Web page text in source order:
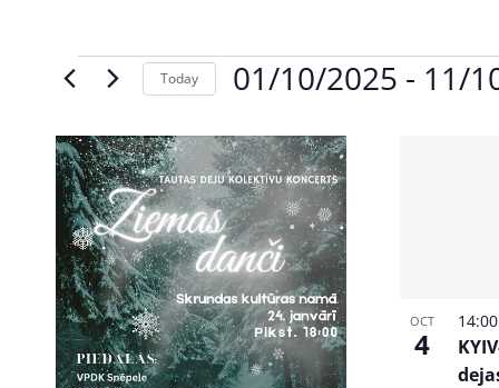
Today 01/10/2025 - 11/
date.
List
of
events
in
Photo
View
OCT
4